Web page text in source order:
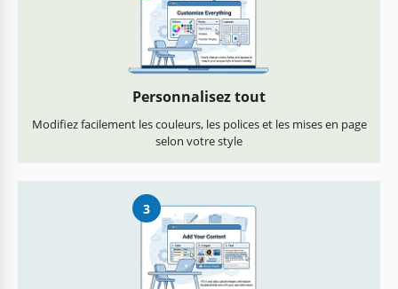
Personnalisez tout
Modifiez facilement les couleurs, les polices et les mises en page
selon votre style
3